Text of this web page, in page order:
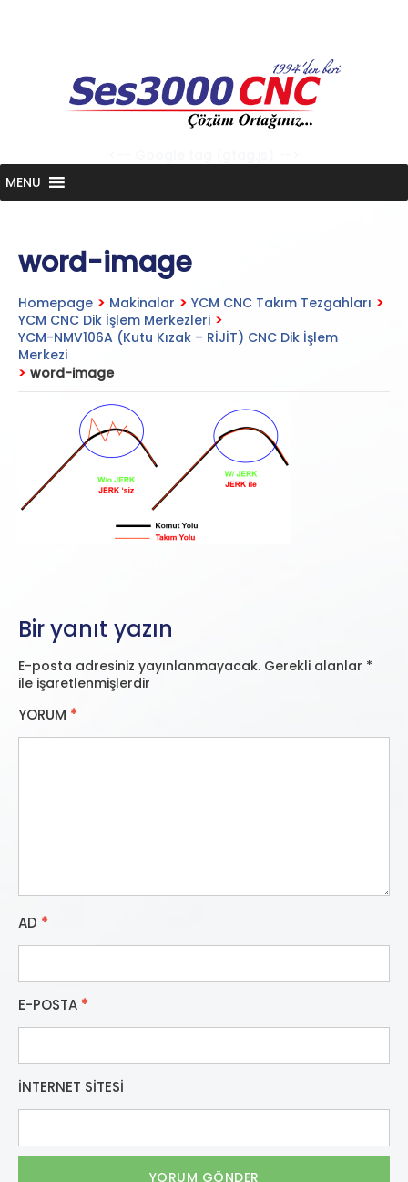
content
MENU
word-image
Homepage > Makinalar > YCM CNC Takım Tezgahları >
YCM CNC Dik İşlem Merkezleri >
YCM-NMV106A (Kutu Kızak – RİJİT) CNC Dik İşlem
Merkezi
> word-image
Bir yanıt yazın
E-posta adresiniz yayınlanmayacak. Gerekli alanlar *
ile işaretlenmişlerdir
YORUM *
AD *
E-POSTA *
İNTERNET SITESI